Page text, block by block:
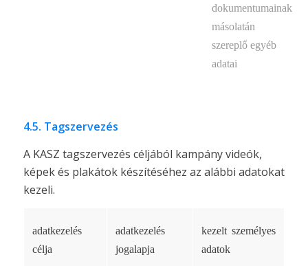
dokumentumainak
másolatán
szereplő egyéb
adatai
4.5. Tagszervezés
A KASZ tagszervezés céljából kampány videók,
képek és plakátok készítéséhez az alábbi adatokat
kezeli.
adatkezelés
célja
adatkezelés
jogalapja
kezelt személyes
adatok